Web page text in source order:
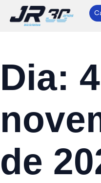
Dia:
de